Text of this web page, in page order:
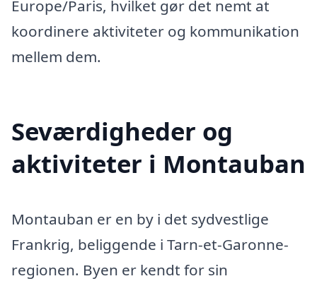
Europe/Paris, hvilket gør det nemt at
koordinere aktiviteter og kommunikation
mellem dem.
Seværdigheder og
aktiviteter i Montauban
Montauban er en by i det sydvestlige
Frankrig, beliggende i Tarn-et-Garonne-
regionen. Byen er kendt for sin